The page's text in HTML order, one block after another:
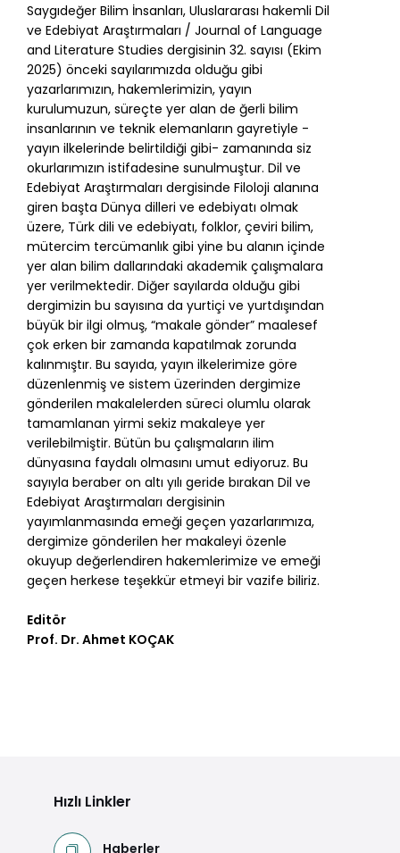
Saygıdeğer Bilim İnsanları, Uluslararası hakemli Dil
ve Edebiyat Araştırmaları / Journal of Language
and Literature Studies dergisinin 32. sayısı (Ekim
2025) önceki sayılarımızda olduğu gibi
yazarlarımızın, hakemlerimizin, yayın
kurulumuzun, süreçte yer alan de ğerli bilim
insanlarının ve teknik elemanların gayretiyle -
yayın ilkelerinde belirtildiği gibi- zamanında siz
okurlarımızın istifadesine sunulmuştur. Dil ve
Edebiyat Araştırmaları dergisinde Filoloji alanına
giren başta Dünya dilleri ve edebiyatı olmak
üzere, Türk dili ve edebiyatı, folklor, çeviri bilim,
mütercim tercümanlık gibi yine bu alanın içinde
yer alan bilim dallarındaki akademik çalışmalara
yer verilmektedir. Diğer sayılarda olduğu gibi
dergimizin bu sayısına da yurtiçi ve yurtdışından
büyük bir ilgi olmuş, “makale gönder” maalesef
çok erken bir zamanda kapatılmak zorunda
kalınmıştır. Bu sayıda, yayın ilkelerimize göre
düzenlenmiş ve sistem üzerinden dergimize
gönderilen makalelerden süreci olumlu olarak
tamamlanan yirmi sekiz makaleye yer
verilebilmiştir. Bütün bu çalışmaların ilim
dünyasına faydalı olmasını umut ediyoruz. Bu
sayıyla beraber on altı yılı geride bırakan Dil ve
Edebiyat Araştırmaları dergisinin
yayımlanmasında emeği geçen yazarlarımıza,
dergimize gönderilen her makaleyi özenle
okuyup değerlendiren hakemlerimize ve emeği
geçen herkese teşekkür etmeyi bir vazife biliriz.
Editör
Prof. Dr. Ahmet KOÇAK
Hızlı Linkler
Haberler